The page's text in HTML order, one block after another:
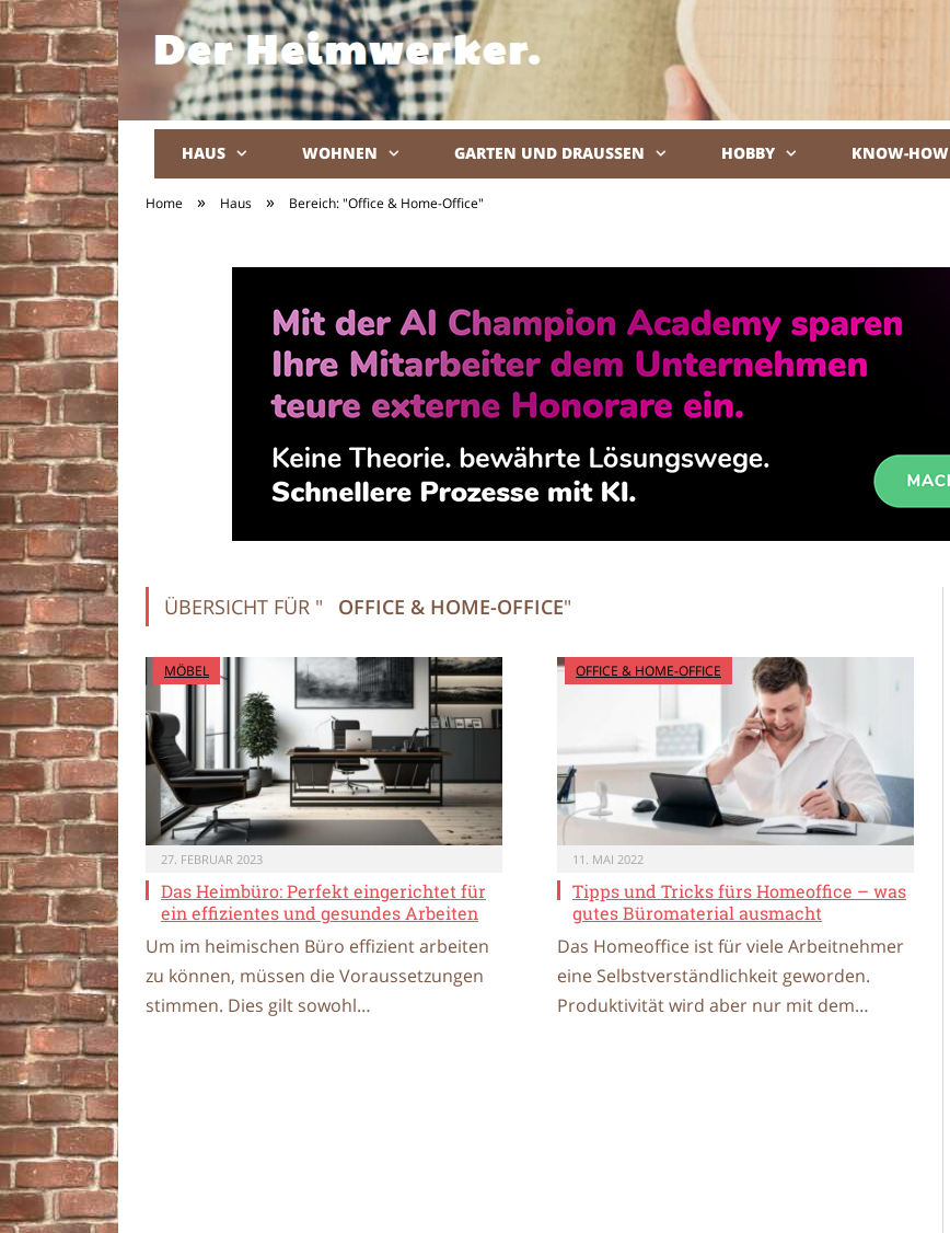
HAUS WOHNEN GARTEN UND DRAUSSEN HOBBY KNOW-HOW
Home » Haus » Bereich: "Office & Home-Office"
ÜBERSICHT FÜR " OFFICE & HOME-OFFICE"
MÖBEL
27. FEBRUAR 2023
Das Heimbüro: Perfekt eingerichtet für
ein effizientes und gesundes Arbeiten
Um im heimischen Büro effizient arbeiten
zu können, müssen die Voraussetzungen
stimmen. Dies gilt sowohl…
OFFICE & HOME-OFFICE
11. MAI 2022
Tipps und Tricks fürs Homeoffice – was
gutes Büromaterial ausmacht
Das Homeoffice ist für viele Arbeitnehmer
eine Selbstverständlichkeit geworden.
Produktivität wird aber nur mit dem…